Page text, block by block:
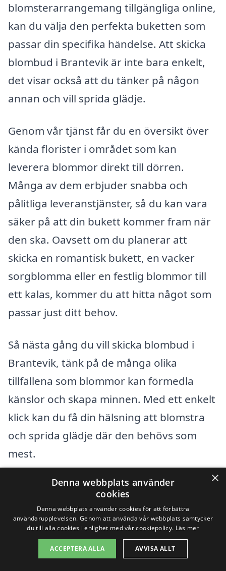
blomsterarrangemang tillgängliga online,
kan du välja den perfekta buketten som
passar din specifika händelse. Att skicka
blombud i Brantevik är inte bara enkelt,
det visar också att du tänker på någon
annan och vill sprida glädje.
Genom vår tjänst får du en översikt över
kända florister i området som kan
leverera blommor direkt till dörren.
Många av dem erbjuder snabba och
pålitliga leveranstjänster, så du kan vara
säker på att din bukett kommer fram när
den ska. Oavsett om du planerar att
skicka en romantisk bukett, en vacker
sorgblomma eller en festlig blommor till
ett kalas, kommer du att hitta något som
passar just ditt behov.
Så nästa gång du vill skicka blombud i
Brantevik, tänk på de många olika
tillfällena som blommor kan förmedla
känslor och skapa minnen. Med ett enkelt
klick kan du få din hälsning att blomstra
och sprida glädje där den behövs som
mest.
Populära återförsäljare
Se urvalet av buketter
×
Denna webbplats använder
cookies
Denna webbplats använder cookies för att förbättra
användarupplevelsen. Genom att använda vår webbplats samtycker
du till alla cookies i enlighet med vår cookiepolicy. Läs mer
ACCEPTERA ALLA AVVISA ALLT